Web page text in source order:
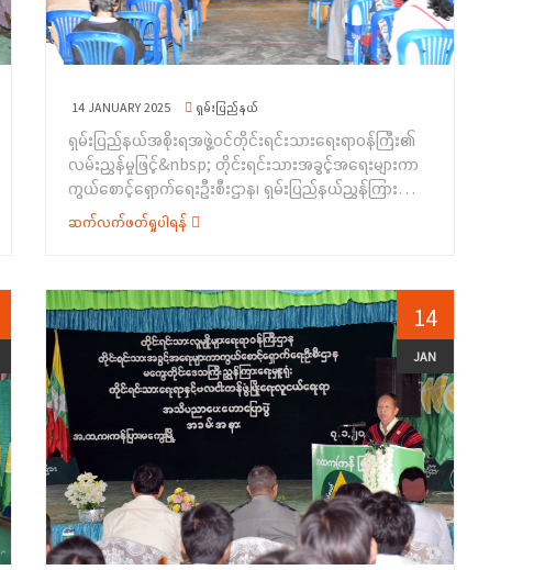
အချို့တွင် တိုင်းရင်းသားရေးရာအသိပညာပေးဟောပြောခြင်း
နှင့် ရပ်ရွာအခြေပြုအသက်မွေးဝမ်းကျောင်းဆိုင်ရာ
များအရ အခြေခံစက်ချုပ်သင်တန်းကို ဖွင့်လှစ်ပေးရခြင်းဖြစ်
ကြောင်းလုပ်ငန်းတစ်ခုကို တည်ဆောက်နိုင်မှာဖြစ်ပြီး
တစ်ဖက်တွင်လည်း မိမိကိုယ်ကို ယုံကြည်စိတ်၊ မိမိပြည်နယ်၏
လူမှုဘဝဖွံ့ဖြိုးတိုးတက်ရေးအတွက် အထောက်အကူပြုစေမှာ
ဖြစ်ပါကြောင်း၊ သင်တန်းသားများအနေဖြင့် ယခုအခွင့်အရေး
အတွင်း စိတ်ပါဝင်စားစွာဖြင့် သင်ယူမှတ်သားကြရန်နှင့်
သင်တန်းသူများ အချင်းချင်း ရိုင်းပင်းကူညီကြရန် တိုက်တွန်း
အမှာစကားပြောကြားခဲ့ပါသည်။ထို့နောက် ရခိုင်ပြည်နယ်
အစိုးရအဖွဲ့၊ တိုင်းရင်းသားရေးရာဝန်ကြီး ဦးတင်လှက
ကျေးဇူးတင် စကားပြောကြားခဲ့ပြီး သင်တန်းနှင့်ပတ်သက်၍
ရှင်းလင်းတင်ပြခဲ့ပါသည်။&nbsp; ဆက်လက်၍ လူမှု
ဝန်ထမ်းဦးစီးဌာန၊ ညွှန်ကြားရေးမှူးက သင်တန်းပို့ချမည့်
အစီအစဉ်များကို ရှင်းလင်းတင်ပြခဲ့ပြီး ရခိုင်ပြည်နယ်
အစိုးရအဖွဲ့၊ ပြည်နယ်ဝန်ကြီးချုပ်ဦးထိန်လင်းက အခြေခံ
စက်ချုပ်သင်တန်းအတွက် ထောက်ပံ့ငွေကျပ် (၁၈၀)သိန်းကို
ရခိုင်ပြည်နယ်အစိုးရအဖွဲ့၊ တိုင်းရင်းသားရေးရာဝန်ကြီး
ဦးတင်လှအား ပေးအပ်ကာ စုပေါင်းမှတ်တမ်းတင်ဓာတ်ပုံ
14 JANUARY 2025 ရှမ်းပြည်နယ်
ရှမ်းပြည်နယ်အစိုးရအဖွဲ့ဝင်တိုင်းရင်းသားရေးရာဝန်ကြီး၏
လမ်းညွှန်မှုဖြင့်&nbsp; တိုင်းရင်းသားအခွင့်အရေးများကာ
ကွယ်စောင့်ရှောက်ရေးဦးစီးဌာန၊ ရှမ်းပြည်နယ်ညွှန်ကြားရေး
မှူးရုံးမှဦးစီး၍ ရှမ်းပြည်နယ်အစိုးရအဖွဲ့၏ ခွင့်ပြုဘဏ္ဍာ
ရန်ပုံငွေဖြင့် တိုင်းရင်းသားရေးရာအသိပညာပေးဟောပြော
လိုအပ်ချက်တို့ကိုဆန်းစစ်စီမံခြင်း အစီအစဉ်ကို
၃၀-၁၂-၂၀၂၄ ရက်နေ့တွင် ရှမ်းပြည်နယ်(တောင်ပိုင်း)၊ နမ့်
စန်ခရိုင်၊ ကွန်ဟိန်းမြို့နယ်၊ ကွန်ဟိန်းမြို့၊ နမ့်ခုံးပရဟိတ
ခန်းမ၌ ကျင်းပပြုလုပ်ခဲ့ပါသည်။အခမ်းအနားတွင်
ရှမ်းပြည်နယ်အစိုးရအဖွဲ့ဝင်၊ တိုင်းရင်းသားရေးရာဝန်ကြီး ဦး
အောင်ကြည် ဝင်းက အဖွင့်အမှာစကားပြောကြားခဲ့ပြီး၊
တိုင်းရင်းသားအခွင့်အရေးများကာကွယ်စောင့်ရှောက်ရေး
ဦးစီးဌာန၊ ရှမ်းပြည်နယ်ညွှန်ကြားရေးမှူးရုံးမှ ညွှန်ကြားရေးမှူး
ဦးချစ်ဇော်လင်းက တိုင်းရင်းသား လူမျိုးများ၏ အခွင့်အရေး
ကာကွယ်စောင့်ရှောက်သည့်ဥပဒေ၊ နည်းဥပဒေများပါ
အချက်အလက်များ၊ တိုင်းရင်းသားရေးရာအသိပညာပေး
ဟောပြောခြင်းနှင့် ရပ်ရွာအခြေပြုအသက်မွေးဝမ်းကျောင်း
ဆက်လက်ဖတ်ရှုပါရန်
14
JAN